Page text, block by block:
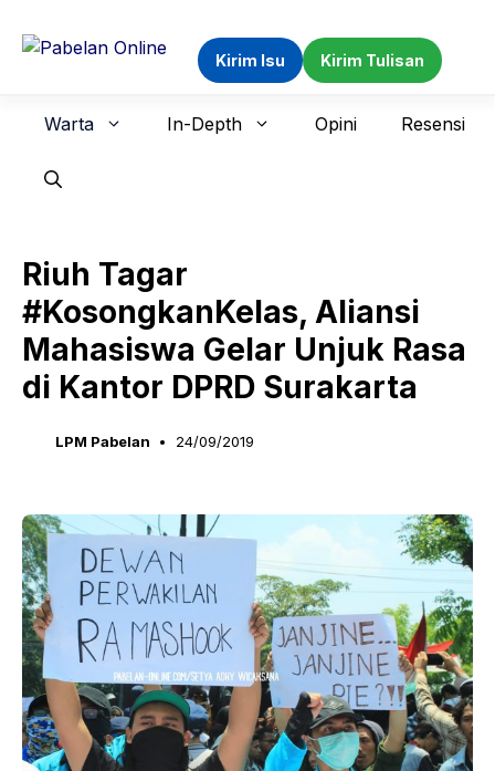
Kirim Isu Kirim Tulisan
Warta In-Depth Opini Resensi
Riuh Tagar
#KosongkanKelas, Aliansi
Mahasiswa Gelar Unjuk Rasa
di Kantor DPRD Surakarta
LPM Pabelan 24/09/2019